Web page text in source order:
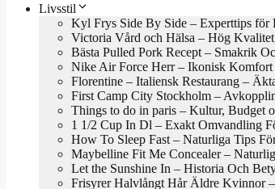
Livsstil
Kyl Frys Side By Side – Experttips för
Victoria Vård och Hälsa – Hög
Bästa Pulled Pork Recept – Smakrik
Nike Air Force Herr – Ikonisk Komfort
Florentine – Italiensk Restaurang –
First Camp City Stockholm –
Things to do in paris – Kultur, Budget
1 1/2 Cup In Dl – Exakt Omvandling
How To Sleep Fast – Naturliga Tips
Maybelline Fit Me Concealer –
Let the Sunshine In – Historia Och
Frisyrer Halvlångt Hår Äldre Kvinnor